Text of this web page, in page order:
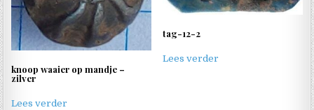
knoop waaier op mandje –
zilver
Lees verder
tag-12-2
Lees verder